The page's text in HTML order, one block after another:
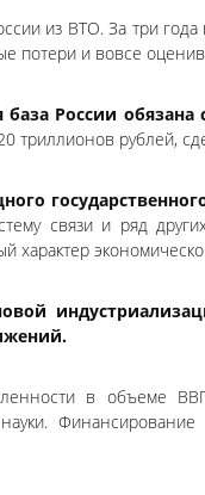
из ВТО. За три
потери и вовсе
России
триллионов рублей,
связи и ряд
характер
в объеме